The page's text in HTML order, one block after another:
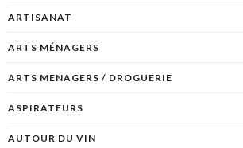
ARTISANAT
ARTS MÉNAGERS
ARTS MENAGERS / DROGUERIE
ASPIRATEURS
AUTOUR DU VIN